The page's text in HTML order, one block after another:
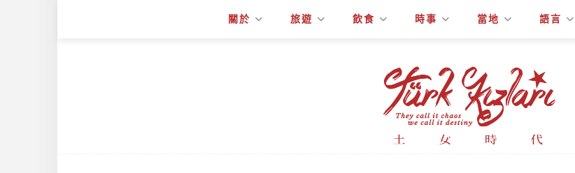
關於 旅遊 飲食 時事 當地 語言